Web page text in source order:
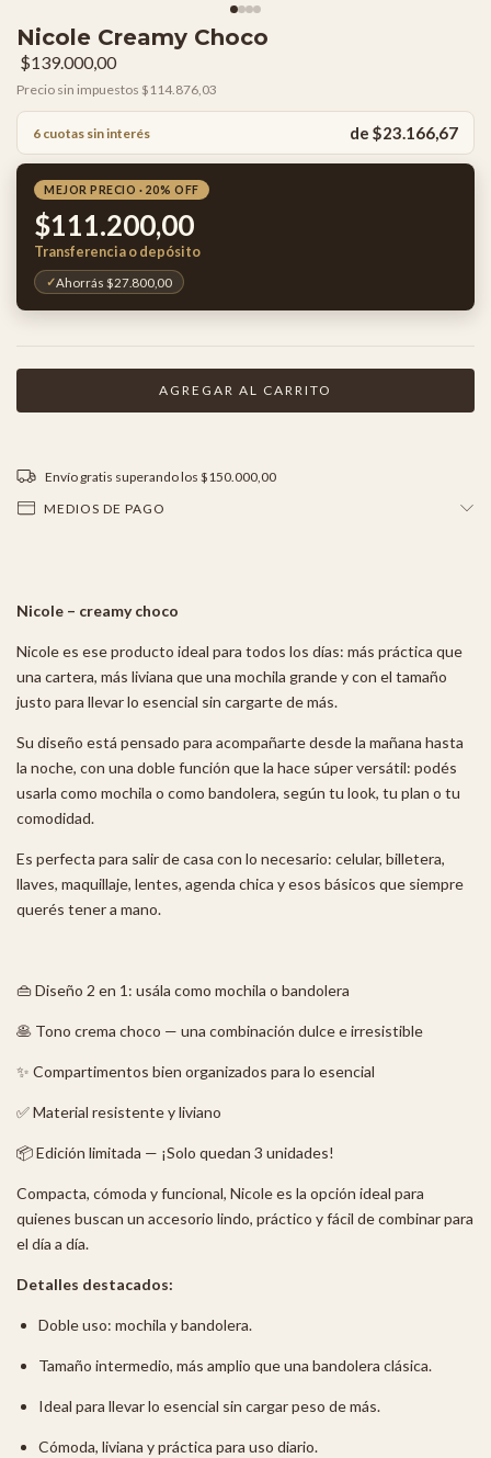
Nicole Creamy Choco
$139.000,00
Precio sin impuestos $114.876,03
6 cuotas sin interés de $23.166,67
MEJOR PRECIO · 20% OFF
$111.200,00
Transferencia o depósito
Ahorrás $27.800,00
Envío gratis superando los $150.000,00
MEDIOS DE PAGO
Nicole – creamy choco
Nicole es ese producto ideal para todos los días: más práctica que
una cartera, más liviana que una mochila grande y con el tamaño
justo para llevar lo esencial sin cargarte de más.
Su diseño está pensado para acompañarte desde la mañana hasta
la noche, con una doble función que la hace súper versátil: podés
usarla como mochila o como bandolera, según tu look, tu plan o tu
comodidad.
Es perfecta para salir de casa con lo necesario: celular, billetera,
llaves, maquillaje, lentes, agenda chica y esos básicos que siempre
querés tener a mano.
👜 Diseño 2 en 1: usála como mochila o bandolera
🥞 Tono crema choco — una combinación dulce e irresistible
✨ Compartimentos bien organizados para lo esencial
✅ Material resistente y liviano
📦 Edición limitada — ¡Solo quedan 3 unidades!
Compacta, cómoda y funcional, Nicole es la opción ideal para
quienes buscan un accesorio lindo, práctico y fácil de combinar para
el día a día.
Detalles destacados:
Doble uso: mochila y bandolera.
Tamaño intermedio, más amplio que una bandolera clásica.
Ideal para llevar lo esencial sin cargar peso de más.
Cómoda, liviana y práctica para uso diario.